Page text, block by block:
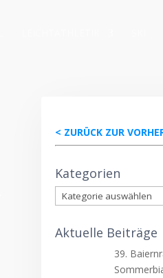
< ZURÜCK ZUR
Kategorien
Kategorien
Aktuelle Beiträge
39.